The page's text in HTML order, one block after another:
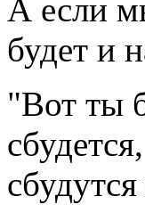
А если
будет и
"Вот ты